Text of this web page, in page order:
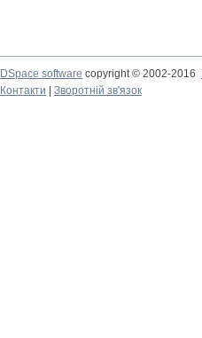
DSpace software copyright © 2002-2016
Контакти
Зворотній зв'язок